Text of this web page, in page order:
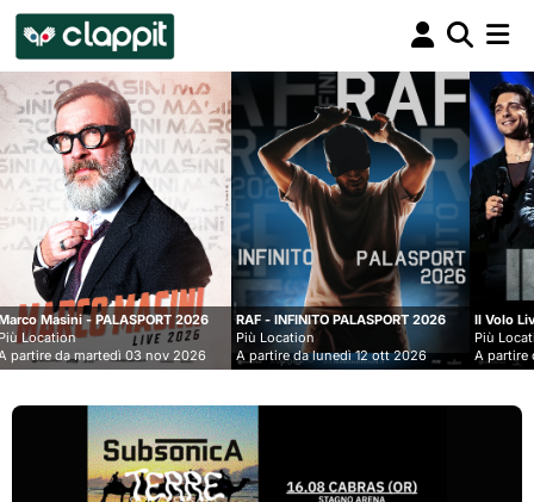
Clappit
biglietteria
2026
nov 2026
RAF - INFINITO PALASPORT 2026
Più Location
A partire da lunedì 12 ott 2026
Il Volo Live nei Palasport
Più Location
A partire da lunedì 07 dic